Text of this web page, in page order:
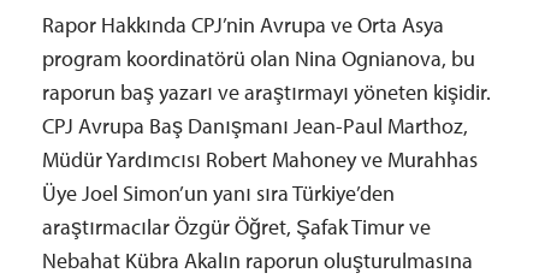
Rapor Hakkında CPJ’nin Avrupa ve Orta Asya
program koordinatörü olan Nina Ognianova, bu
raporun baş yazarı ve araştırmayı yöneten kişidir.
CPJ Avrupa Baş Danışmanı Jean-Paul Marthoz,
Müdür Yardımcısı Robert Mahoney ve Murahhas
Üye Joel Simon’un yanı sıra Türkiye’den
araştırmacılar Özgür Öğret, Şafak Timur ve
Nebahat Kübra Akalın raporun oluşturulmasına